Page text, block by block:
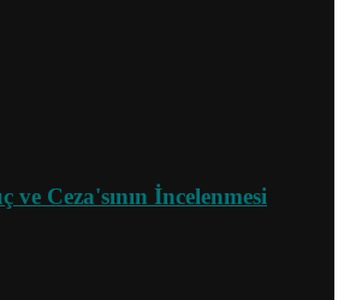
Ceza'sının İncelenmesi